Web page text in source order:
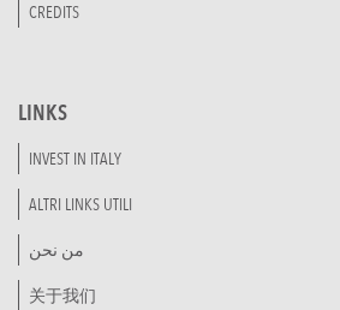
CREDITS
LINKS
INVEST IN ITALY
ALTRI LINKS UTILI
من نحن
关于我们